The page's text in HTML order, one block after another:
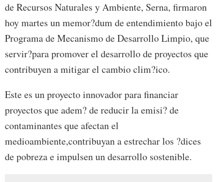
de Recursos Naturales y Ambiente, Serna, firmaron
hoy martes un memor?dum de entendimiento bajo el
Programa de Mecanismo de Desarrollo Limpio, que
servir?para promover el desarrollo de proyectos que
contribuyen a mitigar el cambio clim?ico.
Este es un proyecto innovador para financiar
proyectos que adem? de reducir la emisi? de
contaminantes que afectan el
medioambiente,contribuyan a estrechar los ?dices
de pobreza e impulsen un desarrollo sostenible.